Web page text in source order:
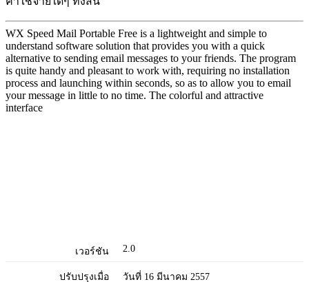
WX Speed Mail Portable Free is a lightweight and simple to
understand software solution that provides you with a quick
alternative to sending email messages to your friends. The program
is quite handy and pleasant to work with, requiring no installation
process and launching within seconds, so as to allow you to email
your message in little to no time. The colorful and attractive
interface
เวอร์ชัน 2.0
ปรับปรุงเมื่อ วันที่ 16 มีนาคม 2557